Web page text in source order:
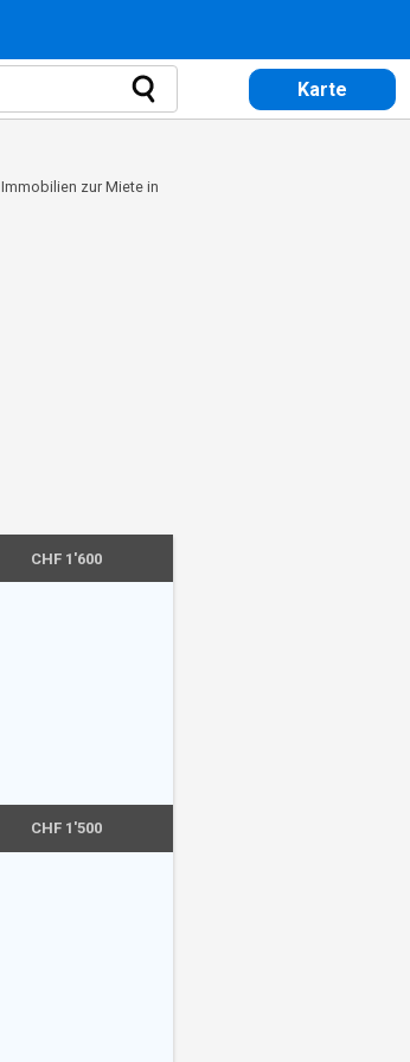
Karte
Immobilien zur Miete in
CHF 1'600
CHF 1'500